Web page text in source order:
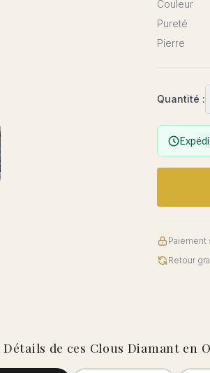
Couleur
Pureté
Pierre
Quantité :
Paiement
Retour
Détails de ces Clous Diamant en